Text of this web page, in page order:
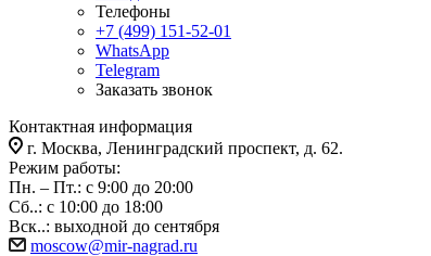
Телефоны
+7 (499) 151-52-01
WhatsApp
Telegram
Заказать звонок
Контактная информация
г. Москва, Ленинградский проспект, д. 62.
Режим работы:
Пн. – Пт.: с 9:00 до 20:00
Сб..: с 10:00 до 18:00
Вск..: выходной до сентября
moscow@mir-nagrad.ru